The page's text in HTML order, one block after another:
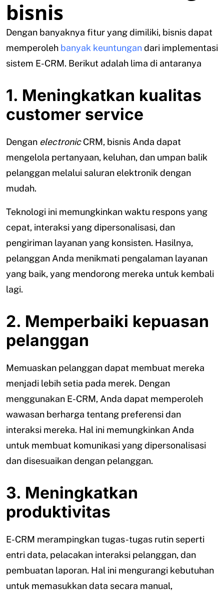
bisnis
Dengan banyaknya fitur yang dimiliki, bisnis dapat
memperoleh banyak keuntungandari implementasi
sistem E-CRM. Berikut adalah lima di antaranya
1. Meningkatkan kualitas
customer service
Dengan electronicCRM, bisnis Anda dapat
mengelola pertanyaan, keluhan, dan umpan balik
pelanggan melalui saluran elektronik dengan
mudah.
Teknologi ini memungkinkan waktu respons yang
cepat, interaksi yang dipersonalisasi, dan
pengiriman layanan yang konsisten. Hasilnya,
pelanggan Anda menikmati pengalaman layanan
yang baik, yang mendorong mereka untuk kembali
lagi.
2. Memperbaiki kepuasan
pelanggan
Memuaskan pelanggan dapat membuat mereka
menjadi lebih setia pada merek. Dengan
menggunakan E-CRM, Anda dapat memperoleh
wawasan berharga tentang preferensi dan
interaksi mereka. Hal ini memungkinkan Anda
untuk membuat komunikasi yang dipersonalisasi
dan disesuaikan dengan pelanggan.
3. Meningkatkan
produktivitas
E-CRM merampingkan tugas-tugas rutin seperti
entri data, pelacakan interaksi pelanggan, dan
pembuatan laporan. Hal ini mengurangi kebutuhan
untuk memasukkan data secara manual,